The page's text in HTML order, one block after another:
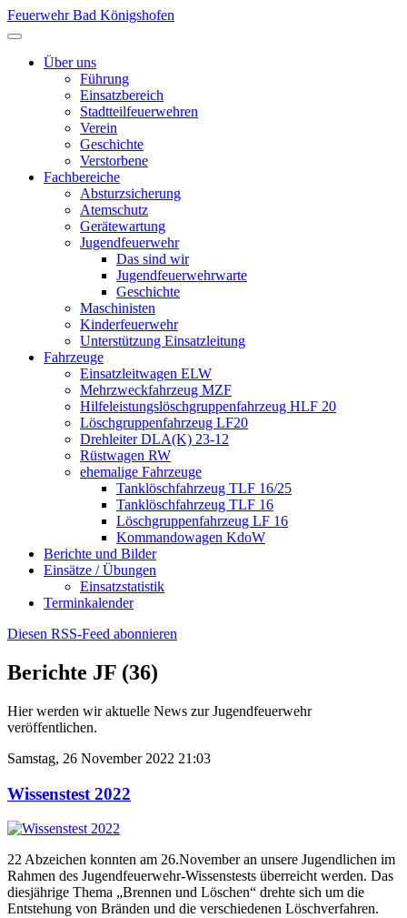
Feuerwehr Bad Königshofen
Über uns
Führung
Einsatzbereich
Stadtteilfeuerwehren
Verein
Geschichte
Verstorbene
Fachbereiche
Absturzsicherung
Atemschutz
Gerätewartung
Jugendfeuerwehr
Das sind wir
Jugendfeuerwehrwarte
Geschichte
Maschinisten
Kinderfeuerwehr
Unterstützung Einsatzleitung
Fahrzeuge
Einsatzleitwagen ELW
Mehrzweckfahrzeug MZF
Hilfeleistungslöschgruppenfahrzeug HLF 20
Löschgruppenfahrzeug LF20
Drehleiter DLA(K) 23-12
Rüstwagen RW
ehemalige Fahrzeuge
Tanklöschfahrzeug TLF 16/25
Tanklöschfahrzeug TLF 16
Löschgruppenfahrzeug LF 16
Kommandowagen KdoW
Berichte und Bilder
Einsätze / Übungen
Einsatzstatistik
Terminkalender
Diesen RSS-Feed abonnieren
Berichte JF (36)
Hier werden wir aktuelle News zur Jugendfeuerwehr
veröffentlichen.
Samstag, 26 November 2022 21:03
Wissenstest 2022
22 Abzeichen konnten am 26.November an unsere Jugendlichen im
Rahmen des Jugendfeuerwehr-Wissenstests überreicht werden. Das
diesjährige Thema „Brennen und Löschen“ drehte sich um die
Entstehung von Bränden und die verschiedenen Löschverfahren.